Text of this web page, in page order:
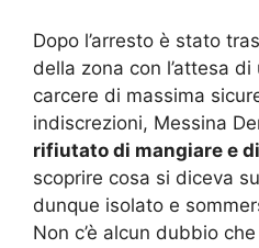
Dopo l’arresto è stato
della zona con l’attesa
carcere di massima
indiscrezioni, Messina
rifiutato di mangiare e
scoprire cosa si diceva
dunque isolato e
Non c’è alcun dubbio